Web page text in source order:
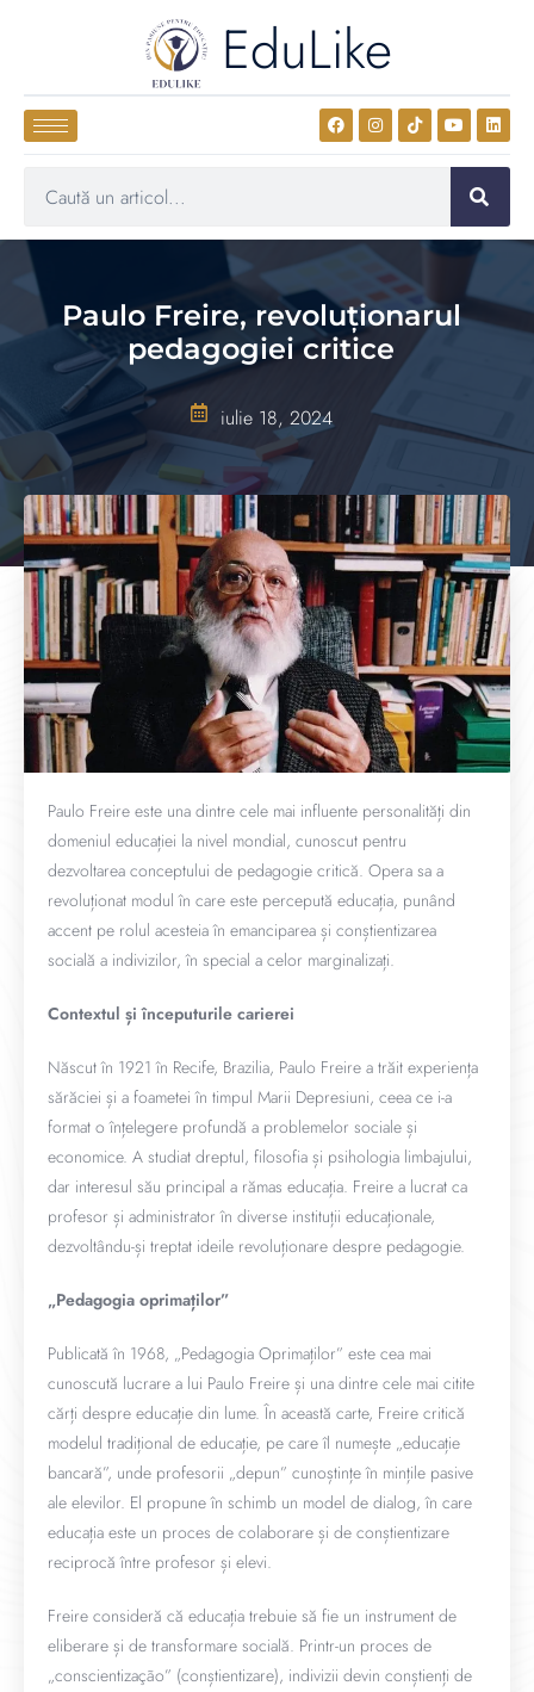
EduLike
Paulo Freire, revoluționarul
pedagogiei critice
iulie 18, 2024
Paulo Freire este una dintre cele mai influente personalități din
domeniul educației la nivel mondial, cunoscut pentru
dezvoltarea conceptului de pedagogie critică. Opera sa a
revoluționat modul în care este percepută educația, punând
accent pe rolul acesteia în emanciparea și conștientizarea
socială a indivizilor, în special a celor marginalizați.
Contextul și începuturile carierei
Născut în 1921 în Recife, Brazilia, Paulo Freire a trăit experiența
sărăciei și a foametei în timpul Marii Depresiuni, ceea ce i-a
format o înțelegere profundă a problemelor sociale și
economice. A studiat dreptul, filosofia și psihologia limbajului,
dar interesul său principal a rămas educația. Freire a lucrat ca
profesor și administrator în diverse instituții educaționale,
dezvoltându-și treptat ideile revoluționare despre pedagogie.
„Pedagogia oprimaților”
Publicată în 1968, „Pedagogia Oprimaților” este cea mai
cunoscută lucrare a lui Paulo Freire și una dintre cele mai citite
cărți despre educație din lume. În această carte, Freire critică
modelul tradițional de educație, pe care îl numește „educație
bancară”, unde profesorii „depun” cunoștințe în mințile pasive
ale elevilor. El propune în schimb un model de dialog, în care
educația este un proces de colaborare și de conștientizare
reciprocă între profesor și elevi.
Freire consideră că educația trebuie să fie un instrument de
eliberare și de transformare socială. Printr-un proces de
„conscientização” (conștientizare), indivizii devin conștienți de